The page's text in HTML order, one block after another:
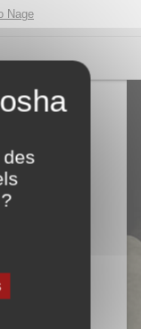
Nage